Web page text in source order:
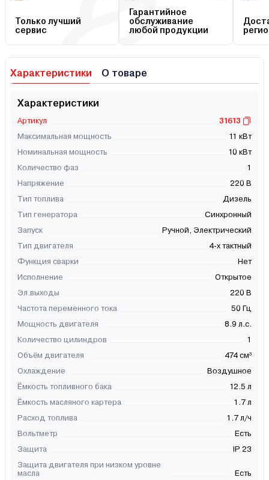
Только лучший
сервис
Гарантийное
обслуживание
любой продукции
Характеристики О товаре
Характеристики
Артикул
31613
Максимальная мощность
11 кВт
Номинальная мощность
10 кВт
Количество фаз
1
Напряжение
220 В
Тип топлива
Дизель
Тип генератора
Синхронный
Запуск
Ручной, Электрический
Тип двигателя
4-х тактный
Функция сварки
Нет
Исполнение
Открытое
Эл.выходы
220 В
Частота переменного тока
50 Гц
Мощность двигателя
8.9 л.с.
Количество цилиндров
1
Объём двигателя
474 см³
Охлаждение
Воздушное
Ёмкость топливного бака
12.5 л
Ёмкость масляного картера
1.7 л
Расход топлива
1.7 л/ч
Вольтметр
Есть
Защита
IP 23
Защита двигателя при низком уровне
масла
Есть